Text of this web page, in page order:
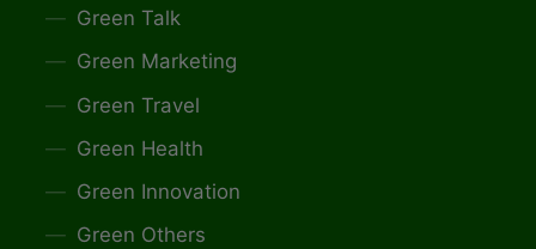
Green Talk
Green Marketing
Green Travel
Green Health
Green Innovation
Green Others